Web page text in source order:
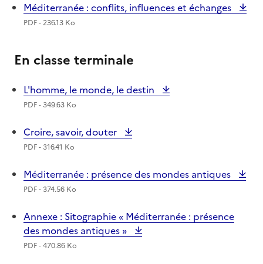
Méditerranée : conflits, influences et échanges
PDF - 236.13 Ko
En classe terminale
L'homme, le monde, le destin
PDF - 349.63 Ko
Croire, savoir, douter
PDF - 316.41 Ko
Méditerranée : présence des mondes antiques
PDF - 374.56 Ko
Annexe : Sitographie « Méditerranée : présence
des mondes antiques »
PDF - 470.86 Ko